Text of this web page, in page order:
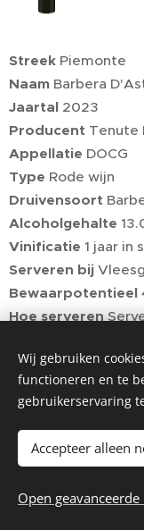
Streek Piemonte
Naam Barbera
Jaartal 2023
Producent Tenute
Appellatie DOCG
Type Rode wijn
Druivensoort
Alcoholgehalte
Vinificatie 1 jaar in
Serveren bij
Bewaarpotentieel
Hoe serveren
©
Wij gebruiken
functioneren en te
gebruikerservaring
Accepteer alleen
Open